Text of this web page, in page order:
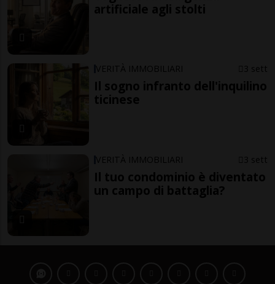
artificiale agli stolti
VERITÀ IMMOBILIARI 3 sett
Il sogno infranto dell'inquilino
ticinese
VERITÀ IMMOBILIARI 3 sett
Il tuo condominio è diventato
un campo di battaglia?